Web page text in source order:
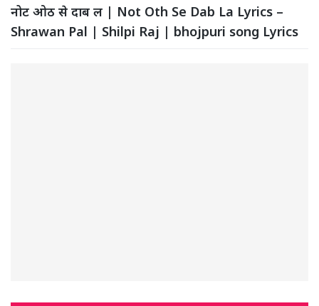
नोट ओठ से दाब ल | Not Oth Se Dab La Lyrics –
Shrawan Pal | Shilpi Raj | bhojpuri song Lyrics